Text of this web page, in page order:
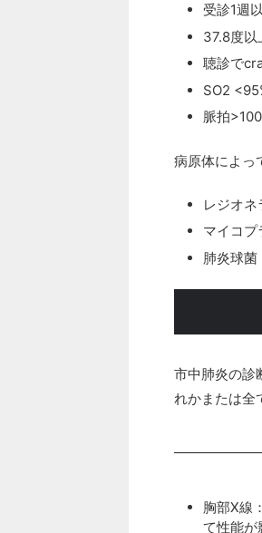
受診1週
37.8度以
聴診で
SO2
脈拍
病原体によっ
レジオ
マイコプ
肺炎球菌
市中肺炎の診
れかまたは全
胸部X線
て性能が